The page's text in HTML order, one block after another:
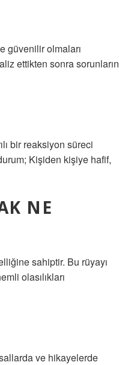
güvenilir olmaları
ettikten sonra sorunların
bir reaksiyon süreci
Kişiden kişiye hafif,
NE
sahiptir. Bu rüyayı
olasılıkları
ve hikayelerde